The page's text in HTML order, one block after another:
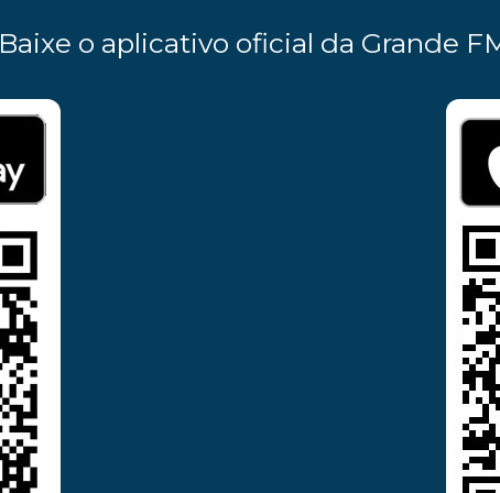
Baixe o aplicativo oficial da Grande